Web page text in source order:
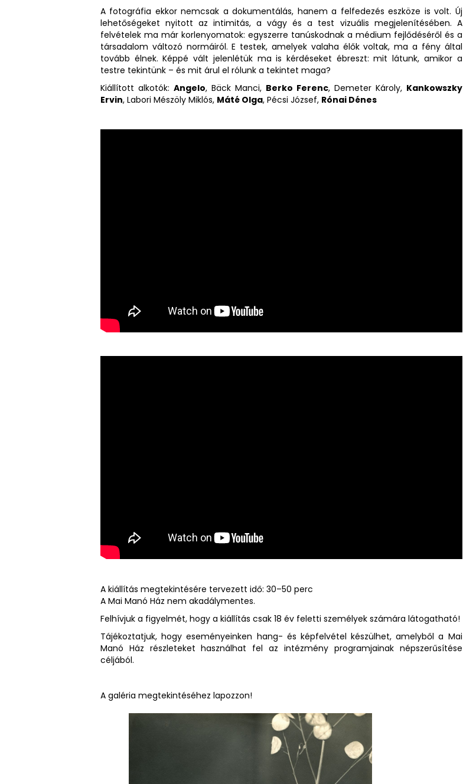
A fotográfia ekkor nemcsak a dokumentálás, hanem a felfedezés eszköze is volt. Új
lehetőségeket nyitott az intimitás, a vágy és a test vizuális megjelenítésében. A
felvételek ma már korlenyomatok: egyszerre tanúskodnak a médium fejlődéséről és a
társadalom változó normáiról. E testek, amelyek valaha élők voltak, ma a fény által
tovább élnek. Képpé vált jelenlétük ma is kérdéseket ébreszt: mit látunk, amikor a
testre tekintünk – és mit árul el rólunk a tekintet maga?
Kiállított alkotók: Angelo, Bäck Manci, Berko Ferenc, Demeter Károly, Kankowszky
Ervin, Labori Mészöly Miklós, Máté Olga, Pécsi József, Rónai Dénes
A kiállítás megtekintésére tervezett idő: 30–50 perc
A Mai Manó Ház nem akadálymentes.
Felhívjuk a figyelmét, hogy a kiállítás csak 18 év feletti személyek számára látogatható!
Tájékoztatjuk, hogy eseményeinken hang- és képfelvétel készülhet, amelyből a Mai
Manó Ház részleteket használhat fel az intézmény programjainak népszerűsítése
céljából.
A galéria megtekintéséhez lapozzon!